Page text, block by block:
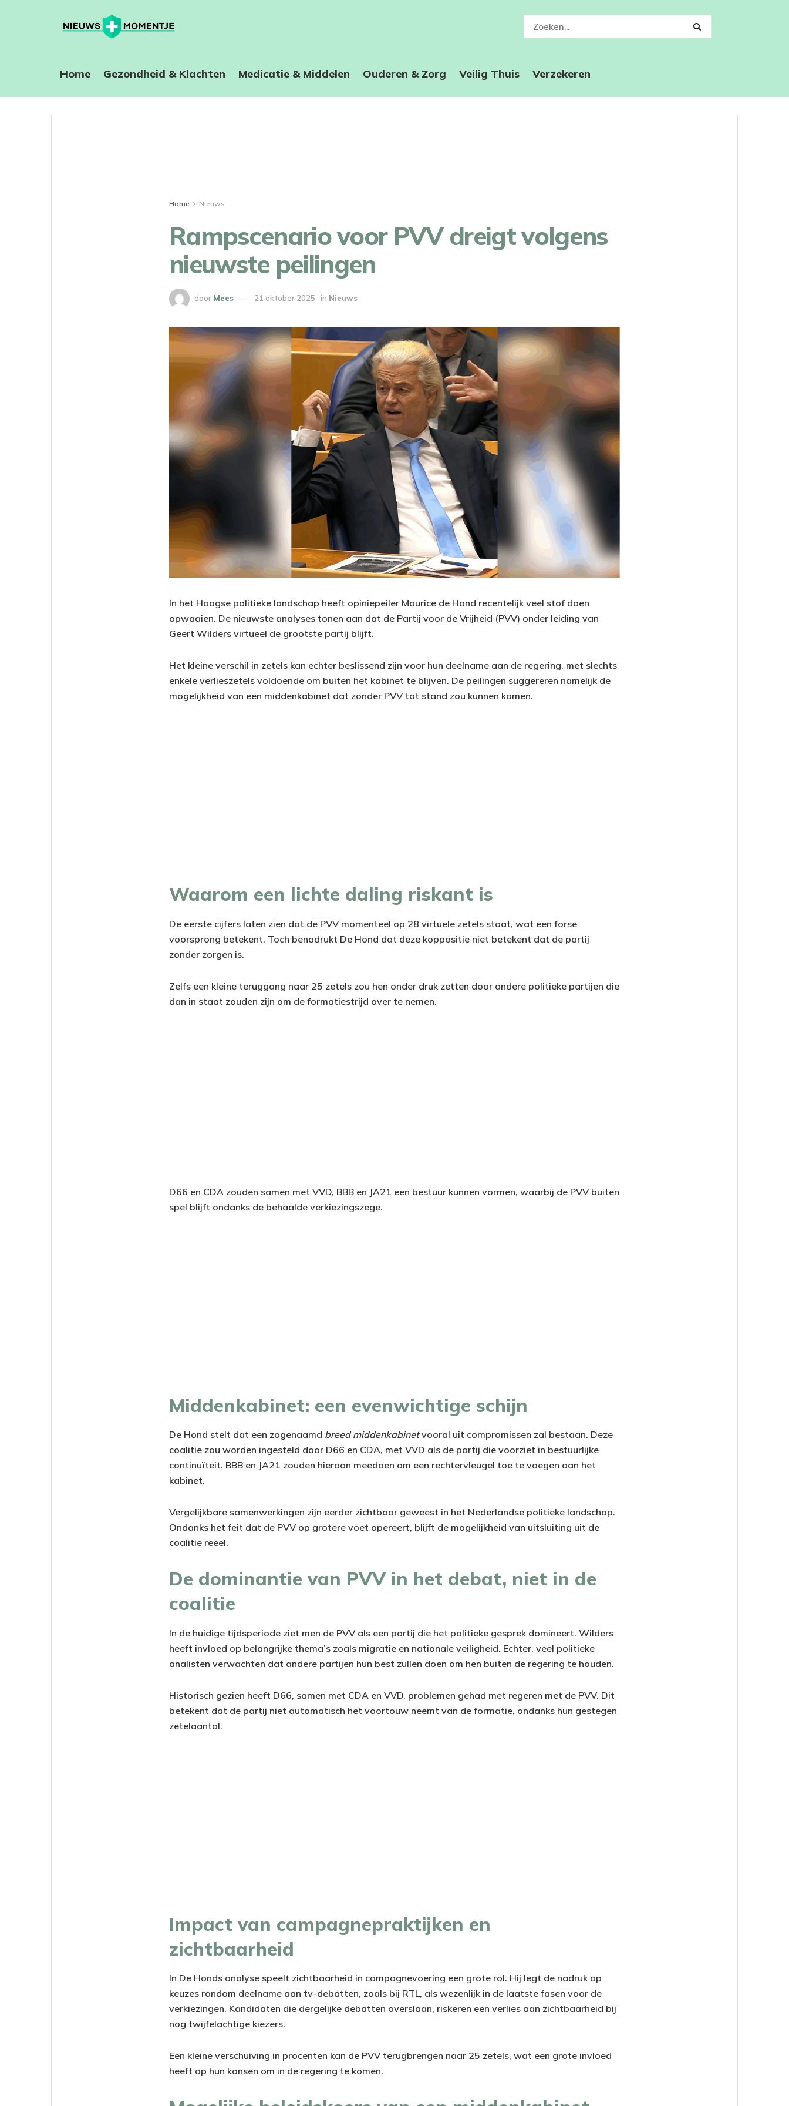
Home ⁠Gezondheid & Klachten Medicatie & Middelen Ouderen & Zorg Veilig Thuis Verzekeren
Home Nieuws
Rampscenario voor PVV dreigt volgens
nieuwste peilingen
door Mees 21 oktober 2025 in Nieuws
In het Haagse politieke landschap heeft opiniepeiler Maurice de Hond recentelijk veel stof doen
opwaaien. De nieuwste analyses tonen aan dat de Partij voor de Vrijheid (PVV) onder leiding van
Geert Wilders virtueel de grootste partij blijft.
Het kleine verschil in zetels kan echter beslissend zijn voor hun deelname aan de regering, met slechts
enkele verlieszetels voldoende om buiten het kabinet te blijven. De peilingen suggereren namelijk de
mogelijkheid van een middenkabinet dat zonder PVV tot stand zou kunnen komen.
Waarom een lichte daling riskant is
De eerste cijfers laten zien dat de PVV momenteel op 28 virtuele zetels staat, wat een forse
voorsprong betekent. Toch benadrukt De Hond dat deze koppositie niet betekent dat de partij
zonder zorgen is.
Zelfs een kleine teruggang naar 25 zetels zou hen onder druk zetten door andere politieke partijen die
dan in staat zouden zijn om de formatiestrijd over te nemen.
D66 en CDA zouden samen met VVD, BBB en JA21 een bestuur kunnen vormen, waarbij de PVV buiten
spel blijft ondanks de behaalde verkiezingszege.
Middenkabinet: een evenwichtige schijn
De Hond stelt dat een zogenaamd breed middenkabinetvooral uit compromissen zal bestaan. Deze
coalitie zou worden ingesteld door D66 en CDA, met VVD als de partij die voorziet in bestuurlijke
continuïteit. BBB en JA21 zouden hieraan meedoen om een rechtervleugel toe te voegen aan het
kabinet.
Vergelijkbare samenwerkingen zijn eerder zichtbaar geweest in het Nederlandse politieke landschap.
Ondanks het feit dat de PVV op grotere voet opereert, blijft de mogelijkheid van uitsluiting uit de
coalitie reëel.
De dominantie van PVV in het debat, niet in de
coalitie
In de huidige tijdsperiode ziet men de PVV als een partij die het politieke gesprek domineert. Wilders
heeft invloed op belangrijke thema’s zoals migratie en nationale veiligheid. Echter, veel politieke
analisten verwachten dat andere partijen hun best zullen doen om hen buiten de regering te houden.
Historisch gezien heeft D66, samen met CDA en VVD, problemen gehad met regeren met de PVV. Dit
betekent dat de partij niet automatisch het voortouw neemt van de formatie, ondanks hun gestegen
zetelaantal.
Impact van campagnepraktijken en
zichtbaarheid
In De Honds analyse speelt zichtbaarheid in campagnevoering een grote rol. Hij legt de nadruk op
keuzes rondom deelname aan tv-debatten, zoals bij RTL, als wezenlijk in de laatste fasen voor de
verkiezingen. Kandidaten die dergelijke debatten overslaan, riskeren een verlies aan zichtbaarheid bij
nog twijfelachtige kiezers.
Een kleine verschuiving in procenten kan de PVV terugbrengen naar 25 zetels, wat een grote invloed
heeft op hun kansen om in de regering te komen.